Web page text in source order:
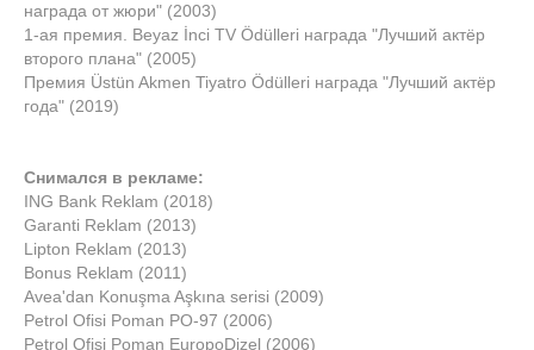
награда от жюри" (2003)
1-ая премия. Beyaz İnci TV Ödülleri награда "Лучший актёр
второго плана" (2005)
Премия Üstün Akmen Tiyatro Ödülleri награда "Лучший актёр
года" (2019)
Снимался в рекламе:
ING Bank Reklam (2018)
Garanti Reklam (2013)
Lipton Reklam (2013)
Bonus Reklam (2011)
Avea'dan Konuşma Aşkına serisi (2009)
Petrol Ofisi Poman PO-97 (2006)
Petrol Ofisi Poman EuropoDizel (2006)